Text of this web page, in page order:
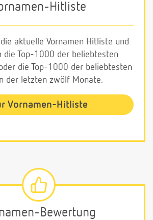
Hitliste
aktuelle Vornamen Hitliste und
die Top-1000 der beliebtesten
die Top-1000 der beliebtesten
der letzten zwölf Monate.
Vornamen-Hitliste
Bewertung